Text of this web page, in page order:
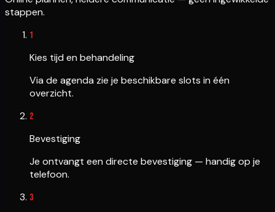
stappen.
1
Kies tijd en behandeling
Via de agenda zie je beschikbare slots in één
overzicht.
2
Bevestiging
Je ontvangt een directe bevestiging — handig op je
telefoon.
3